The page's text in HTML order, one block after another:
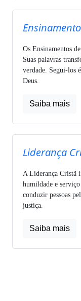
Os Ensinamentos
Suas palavras
verdade. Segui-los
Deus.
Saiba mais
Liderança
A Liderança Cristã
humildade e
conduzir pessoas
justiça.
Saiba mais